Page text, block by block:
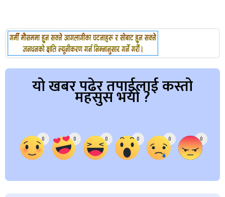
यो खबर पढेर तपाईलाई कस्तो
महसुस भयो ?
0 0 0 0 0 0